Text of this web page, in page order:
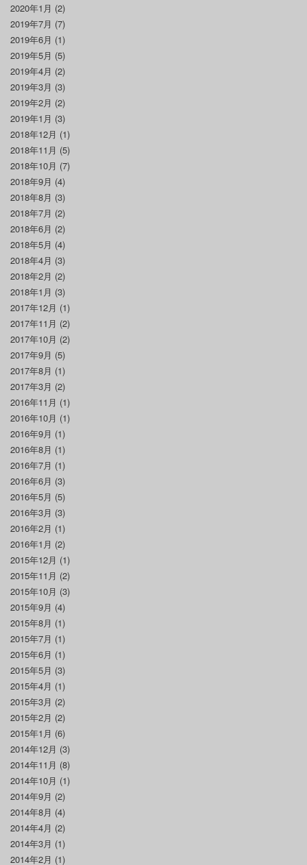
2020年1月 (2)
2019年7月 (7)
2019年6月 (1)
2019年5月 (5)
2019年4月 (2)
2019年3月 (3)
2019年2月 (2)
2019年1月 (3)
2018年12月 (1)
2018年11月 (5)
2018年10月 (7)
2018年9月 (4)
2018年8月 (3)
2018年7月 (2)
2018年6月 (2)
2018年5月 (4)
2018年4月 (3)
2018年2月 (2)
2018年1月 (3)
2017年12月 (1)
2017年11月 (2)
2017年10月 (2)
2017年9月 (5)
2017年8月 (1)
2017年3月 (2)
2016年11月 (1)
2016年10月 (1)
2016年9月 (1)
2016年8月 (1)
2016年7月 (1)
2016年6月 (3)
2016年5月 (5)
2016年3月 (3)
2016年2月 (1)
2016年1月 (2)
2015年12月 (1)
2015年11月 (2)
2015年10月 (3)
2015年9月 (4)
2015年8月 (1)
2015年7月 (1)
2015年6月 (1)
2015年5月 (3)
2015年4月 (1)
2015年3月 (2)
2015年2月 (2)
2015年1月 (6)
2014年12月 (3)
2014年11月 (8)
2014年10月 (1)
2014年9月 (2)
2014年8月 (4)
2014年4月 (2)
2014年3月 (1)
2014年2月 (1)